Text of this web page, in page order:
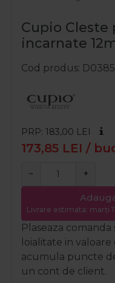
Cupio
incarnate
Cod produs D0385
PRP: 183,00 LEI
173,85 LEI /
− +
Livrare estimata: marți
Plaseaza
loialitate in valoare
acumula puncte
un cont de client.